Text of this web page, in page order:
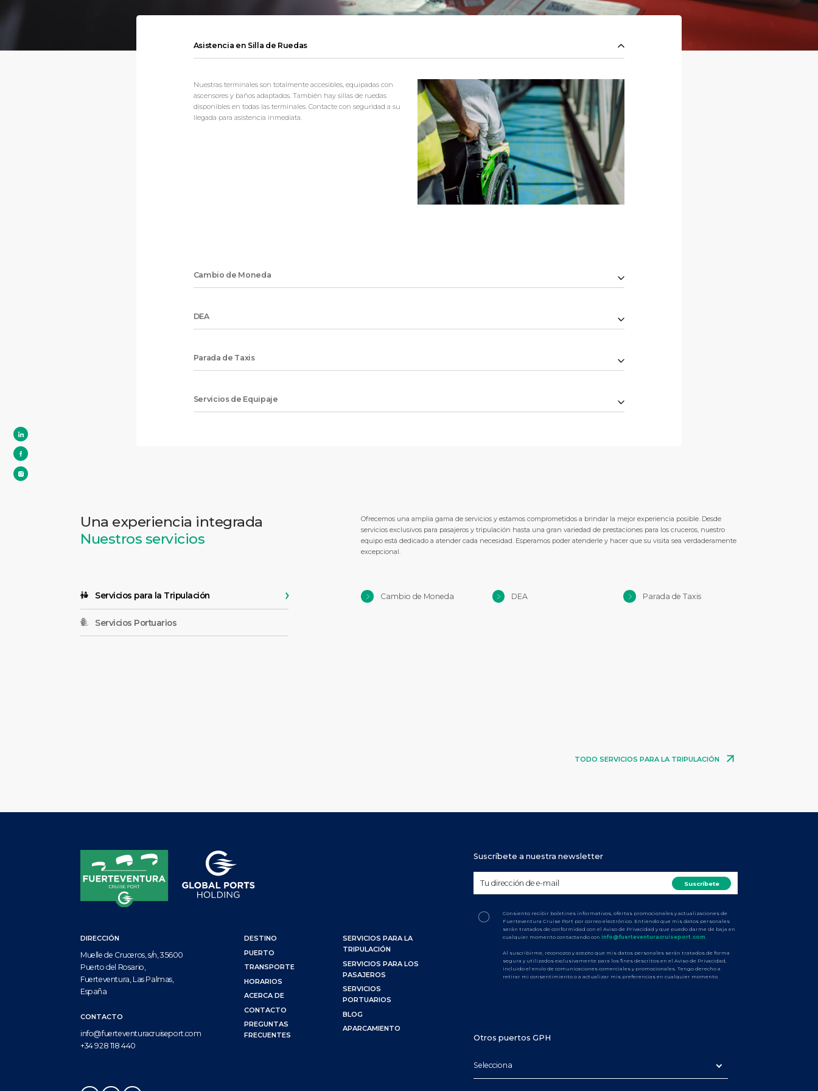
Asistencia en Silla de Ruedas
Nuestras terminales son totalmente accesibles, equipadas con
ascensores y baños adaptados. También hay sillas de ruedas
disponibles en todas las terminales. Contacte con seguridad a su
llegada para asistencia inmediata.
Cambio de Moneda
DEA
Parada de Taxis
Servicios de Equipaje
Una experiencia integrada
Nuestros servicios
Ofrecemos una amplia gama de servicios y estamos comprometidos a brindar la mejor experiencia posible. Desde
servicios exclusivos para pasajeros y tripulación hasta una gran variedad de prestaciones para los cruceros, nuestro
equipo está dedicado a atender cada necesidad. Esperamos poder atenderle y hacer que su visita sea verdaderamente
excepcional.
Servicios para la Tripulación
Servicios Portuarios
Cambio de Moneda DEA Parada de Taxis
TODO SERVICIOS PARA LA TRIPULACIÓN
DIRECCIÓN
Muelle de Cruceros, s/n, 35600
Puerto del Rosario,
Fuerteventura, Las Palmas,
España
CONTACTO
info@fuerteventuracruiseport.com
+34 928 118 440
DESTINO
PUERTO
TRANSPORTE
HORARIOS
ACERCA DE
CONTACTO
PREGUNTAS
FRECUENTES
SERVICIOS PARA LA
TRIPULACIÓN
SERVICIOS PARA LOS
PASAJEROS
SERVICIOS
PORTUARIOS
BLOG
APARCAMIENTO
Suscríbete a nuestra newsletter
Consiento recibir boletines informativos, ofertas promocionales y actualizaciones de
Fuerteventura Cruise Port por correo electrónico. Entiendo que mis datos personales
serán tratados de conformidad con el Aviso de Privacidad y que puedo darme de baja en
cualquier momento contactando coninfo@fuerteventuracruiseport.com.
Al suscribirme, reconozco y acepto que mis datos personales serán tratados de forma
segura y utilizados exclusivamente para los fines descritos en el Aviso de Privacidad,
incluido el envío de comunicaciones comerciales y promocionales. Tengo derecho a
retirar mi consentimiento o a actualizar mis preferencias en cualquier momento.
Otros puertos GPH
Selecciona